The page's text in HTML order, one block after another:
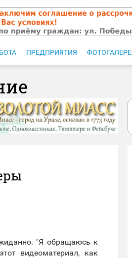
ПРЕДПРИЯТИЯ
"Я обращаюсь к
видеоматериал, как